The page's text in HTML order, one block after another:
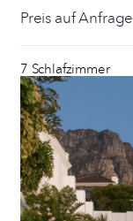
Preis auf Anfrage
7 Schlafzimmer